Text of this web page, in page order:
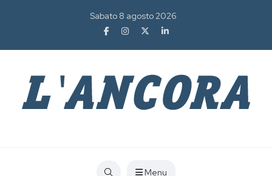
Sabato 8 agosto 2026
Menu